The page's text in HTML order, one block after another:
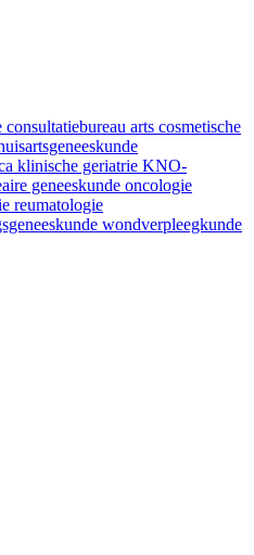
consultatiebureau arts cosmetische
klinische geriatrie KNO-
geneeskunde oncologie
reumatologie
wondverpleegkunde